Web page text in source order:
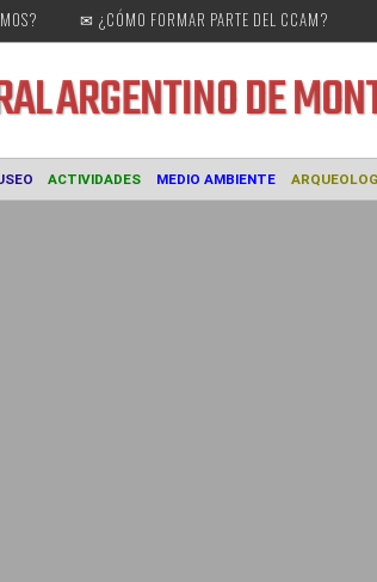
✉ ¿CÓMO FORMAR PARTE DEL CCAM?
ARGENTINO DE
MUSEO ACTIVIDADES MEDIO AMBIENTE